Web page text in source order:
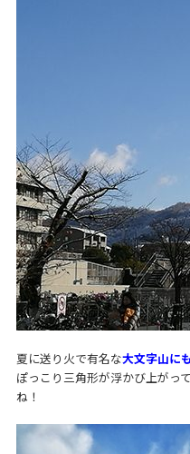
夏に送り火で有名な大文字山に
ぽっこり三角形が浮かび上がっ
ね！